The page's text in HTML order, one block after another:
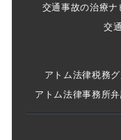
交通事故の治療ナ
交
アトム法律税務
アトム法律事務所